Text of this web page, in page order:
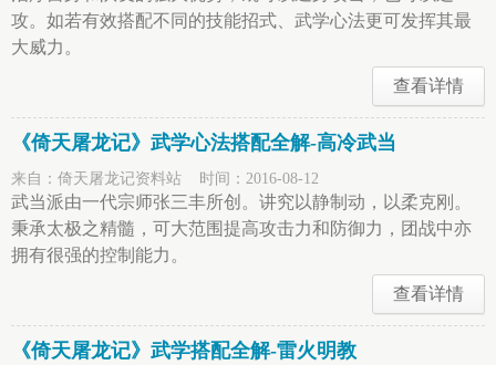
攻。如若有效搭配不同的技能招式、武学心法更可发挥其最
大威力。
查看详情
《倚天屠龙记》武学心法搭配全解-高冷武当
来自：倚天屠龙记资料站 时间：2016-08-12
武当派由一代宗师张三丰所创。讲究以静制动，以柔克刚。
秉承太极之精髓，可大范围提高攻击力和防御力，团战中亦
拥有很强的控制能力。
查看详情
《倚天屠龙记》武学搭配全解-雷火明教